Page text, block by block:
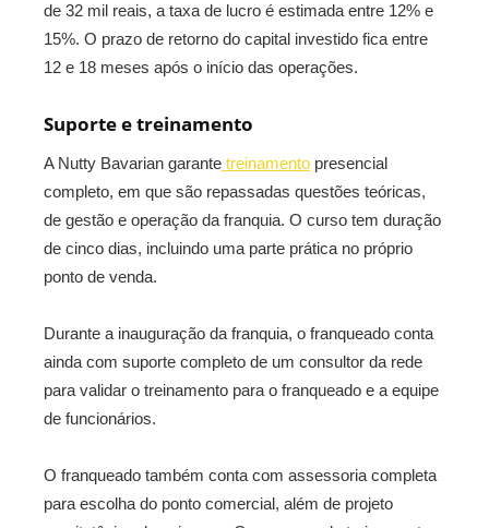
de 32 mil reais, a taxa de lucro é estimada entre 12% e
15%. O prazo de retorno do capital investido fica entre
12 e 18 meses após o início das operações.
Suporte e treinamento
A Nutty Bavarian garante treinamento presencial
completo, em que são repassadas questões teóricas,
de gestão e operação da franquia. O curso tem duração
de cinco dias, incluindo uma parte prática no próprio
ponto de venda.
Durante a inauguração da franquia, o franqueado conta
ainda com suporte completo de um consultor da rede
para validar o treinamento para o franqueado e a equipe
de funcionários.
O franqueado também conta com assessoria completa
para escolha do ponto comercial, além de projeto